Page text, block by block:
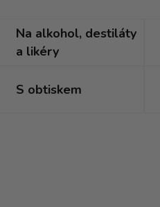
Na alkohol, destiláty
a likéry
S obtiskem